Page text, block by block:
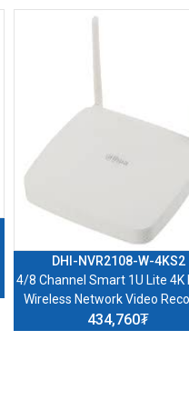
DHI-NVR2108-W-4KS2
4/8 Channel Smart 1U Lite 4K
Wireless Network Video
434,760₮